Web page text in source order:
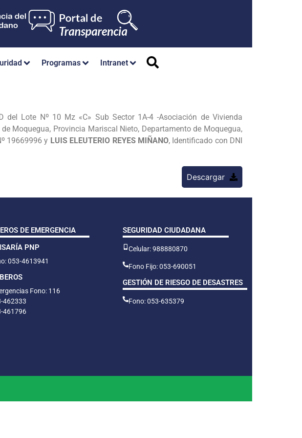
Programas Intranet
del Lote Nº 10 Mz «C» Sub Sector 1A-4 -Asociación de Vivienda
Moquegua, Provincia Mariscal Nieto, Departamento de Moquegua,
19669996 y LUIS ELEUTERIO REYES MIÑANO, Identificado con DNI
Descargar
DE EMERGENCIA
PNP
053-4613941
Fono: 116
462333
461796
SEGURIDAD CIUDADANA
Celular: 988880870
Fono Fijo: 053-690051
GESTIÓN DE RIESGO DE DESASTRES
Fono: 053-635379